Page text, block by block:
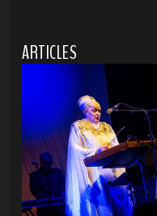
ARTICLES